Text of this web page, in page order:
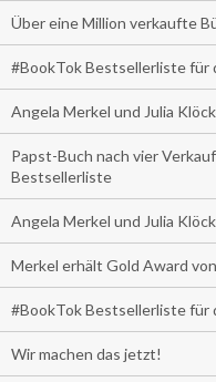
Über eine Million verkaufte
#BookTok Bestsellerliste für
Angela Merkel und Julia
Papst-Buch nach vier
Bestsellerliste
Angela Merkel und Julia
Merkel erhält Gold Award
#BookTok Bestsellerliste für
Wir machen das jetzt!